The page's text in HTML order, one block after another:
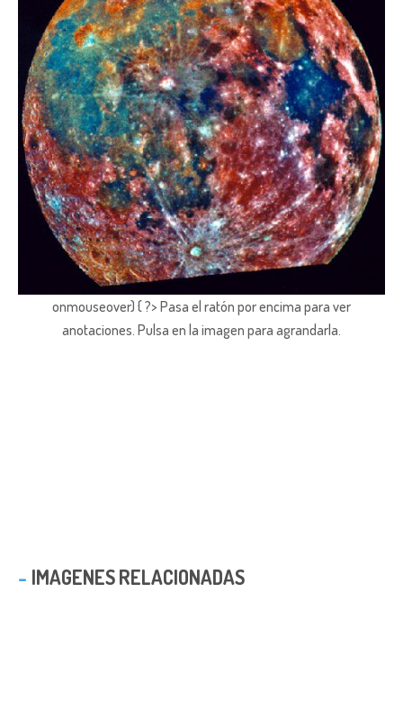
onmouseover) { ?> Pasa el ratón por encima para ver
anotaciones. Pulsa en la imagen para agrandarla.
IMAGENES RELACIONADAS